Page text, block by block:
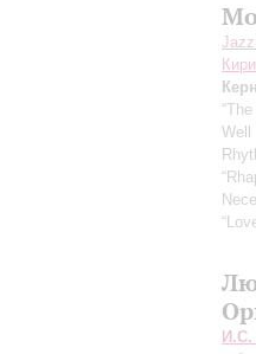
Well
И.С.